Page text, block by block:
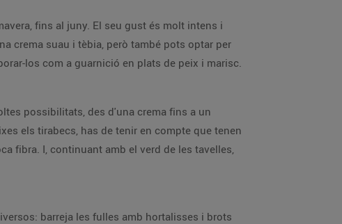
fins al juny. El seu gust és molt intens i
crema suau i tèbia, però també pots optar per
los com a guarnició en plats de peix i marisc.
possibilitats, des d'una crema fins a un
els tirabecs, has de tenir en compte que tenen
fibra. I, continuant amb el verd de les tavelles,
barreja les fulles amb hortalisses i brots